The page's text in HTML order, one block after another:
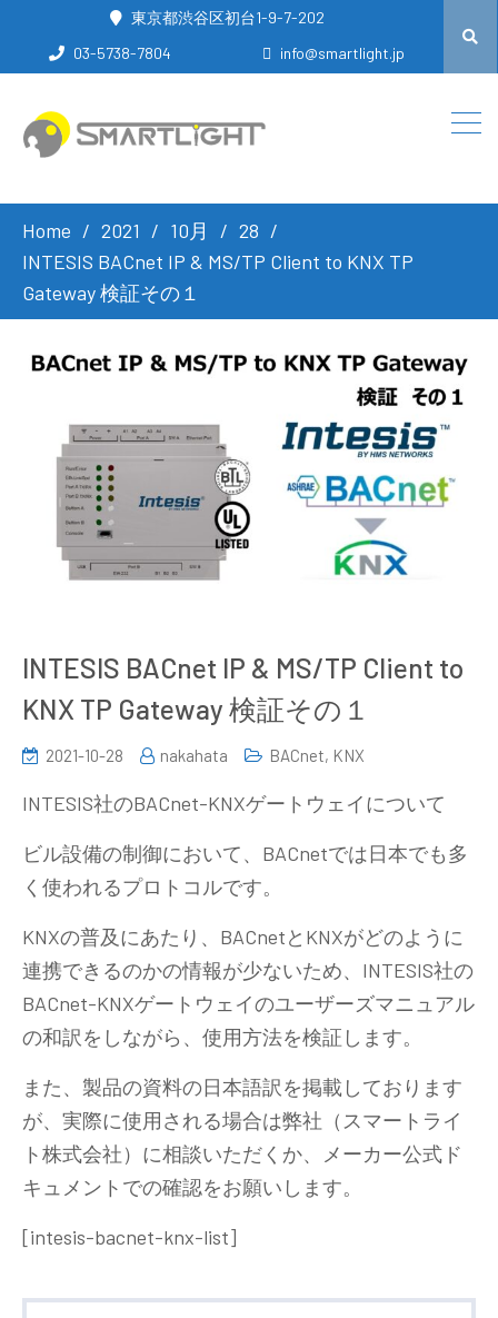
東京都渋谷区初台1-9-7-202
03-5738-7804
info@smartlight.jp
Home 2021 10月
28
INTESIS BACnet IP & MS/TP Client to KNX TP
Gateway 検証その１
INTESIS BACnet IP & MS/TP Client to
KNX TP Gateway 検証その１
2021-10-28 nakahata BACnet, KNX
INTESIS社のBACnet-KNXゲートウェイについて
ビル設備の制御において、BACnetでは日本でも多
く使われるプロトコルです。
KNXの普及にあたり、BACnetとKNXがどのように
連携できるのかの情報が少ないため、INTESIS社の
BACnet-KNXゲートウェイのユーザーズマニュアル
の和訳をしながら、使用方法を検証します。
また、製品の資料の日本語訳を掲載しております
が、実際に使用される場合は弊社（スマートライ
ト株式会社）に相談いただくか、メーカー公式ド
キュメントでの確認をお願いします。
[intesis-bacnet-knx-list]